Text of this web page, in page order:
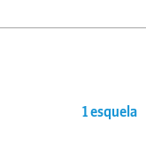
1 esquela